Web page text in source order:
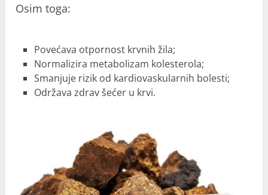
Osim toga:
Povećava otpornost krvnih žila;
Normalizira metabolizam kolesterola;
Smanjuje rizik od kardiovaskularnih bolesti;
Održava zdrav šećer u krvi.